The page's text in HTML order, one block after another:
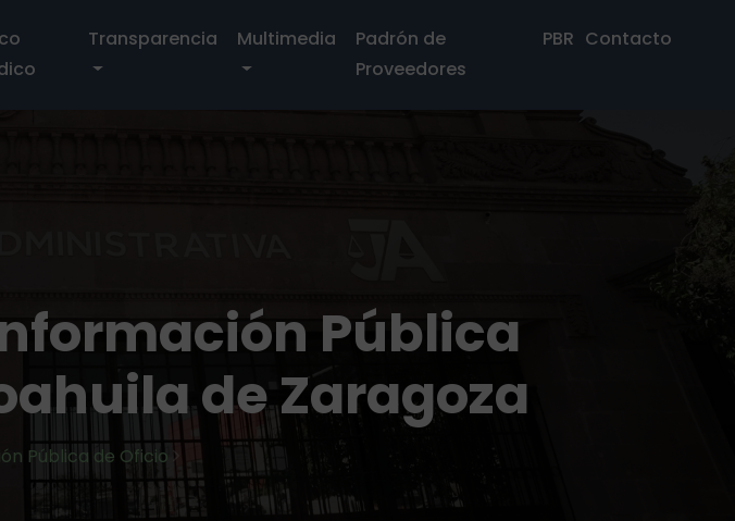
Transparencia Multimedia
Padrón de
Proveedores
PBR Contacto
Pública
de Zaragoza
Pública de Oficio